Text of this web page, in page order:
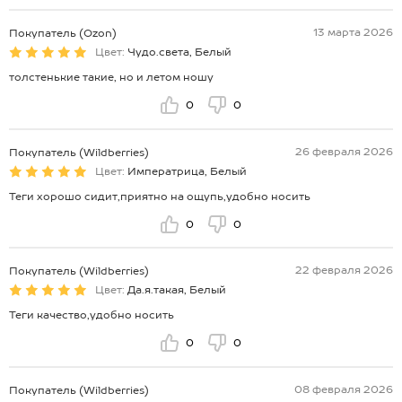
Покупатель (Ozon)
13 марта 2026
Цвет: Чудо.света, Белый
толстенькие такие, но и летом ношу
0 0
Покупатель (Wildberries)
26 февраля 2026
Цвет: Императрица, Белый
Теги хорошо сидит,приятно на ощупь,удобно носить
0 0
Покупатель (Wildberries)
22 февраля 2026
Цвет: Да.я.такая, Белый
Теги качество,удобно носить
0 0
Покупатель (Wildberries) 08 февраля 2026